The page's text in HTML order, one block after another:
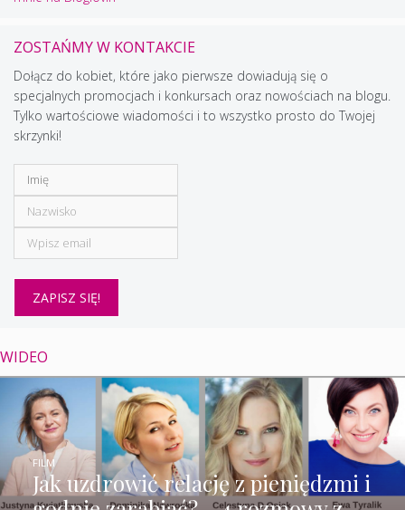
ZOSTAŃMY W KONTAKCIE
Dołącz do kobiet, które jako pierwsze dowiadują się o
specjalnych promocjach i konkursach oraz nowościach na blogu.
Tylko wartościowe wiadomości i to wszystko prosto do Twojej
skrzynki!
WIDEO
Jak uzdrowić relację z pieniędzmi i
FILM